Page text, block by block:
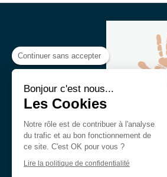
Continuer sans accepter
Bonjour c'est nous...
Les Cookies
Notre rôle est de contribuer à l'analyse
du trafic et au bon fonctionnement de
ce site. C'est OK pour vous ?
Lire la politique de confidentialité